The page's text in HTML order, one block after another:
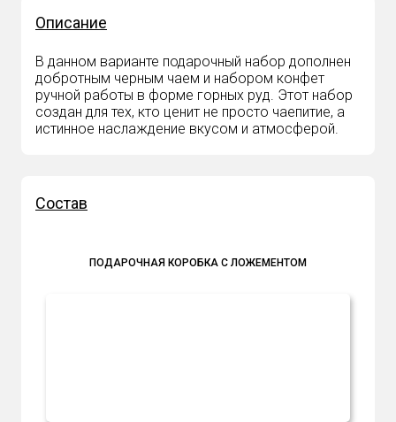
Описание
В данном варианте подарочный набор дополнен
добротным черным чаем и набором конфет
ручной работы в форме горных руд. Этот набор
создан для тех, кто ценит не просто чаепитие, а
истинное наслаждение вкусом и атмосферой.
Состав
ПОДАРОЧНАЯ КОРОБКА С ЛОЖЕМЕНТОМ